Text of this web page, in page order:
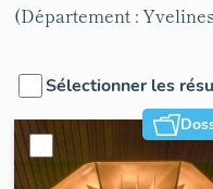
(Département :
Sélectionner les